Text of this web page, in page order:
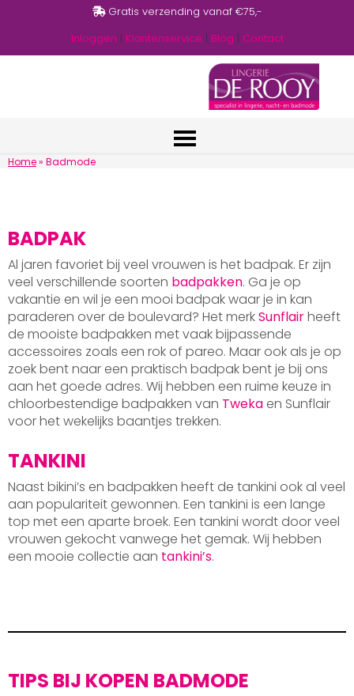
Gratis verzending vanaf €75,-
Inloggen | Klantenservice | Blog | Contact
Home» Badmode
BADPAK
Al jaren favoriet bij veel vrouwen is het badpak. Er zijn
veel verschillende soorten badpakken. Ga je op
vakantie en wil je een mooi badpak waar je in kan
paraderen over de boulevard? Het merkSunflairheeft
de mooiste badpakken met vaak bijpassende
accessoires zoals een rok of pareo. Maar ook als je op
zoek bent naar een praktisch badpak bent je bij ons
aan het goede adres. Wij hebben een ruime keuze in
chloorbestendige badpakken van Tweka en Sunflair
voor het wekelijks baantjes trekken.
TANKINI
Naast bikini’s en badpakken heeft de tankini ook al veel
aan populariteit gewonnen. Een tankini is een lange
top met een aparte broek. Een tankini wordt door veel
vrouwen gekocht vanwege het gemak. Wij hebben
een mooie collectie aan tankini’s.
TIPS BIJ KOPEN BADMODE